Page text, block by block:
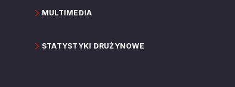
MULTIMEDIA
STATYSTYKI DRUŻYNOWE